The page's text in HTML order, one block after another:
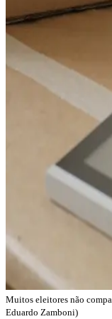
Muitos eleitores não
Eduardo Zamboni)